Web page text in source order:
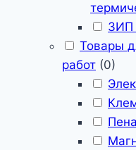
ЗИП
Товары
работ (0)